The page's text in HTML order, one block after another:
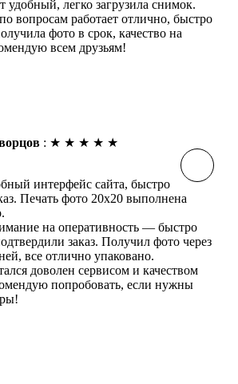
удобный, легко загрузила снимок.
вопросам работает отлично, быстро
фото в срок, качество на
всем друзьям!
: ★ ★ ★ ★ ★
интерфейс сайта, быстро
Печать фото 20х20 выполнена
на оперативность — быстро
заказ. Получил фото через
все отлично упаковано.
доволен сервисом и качеством
попробовать, если нужны